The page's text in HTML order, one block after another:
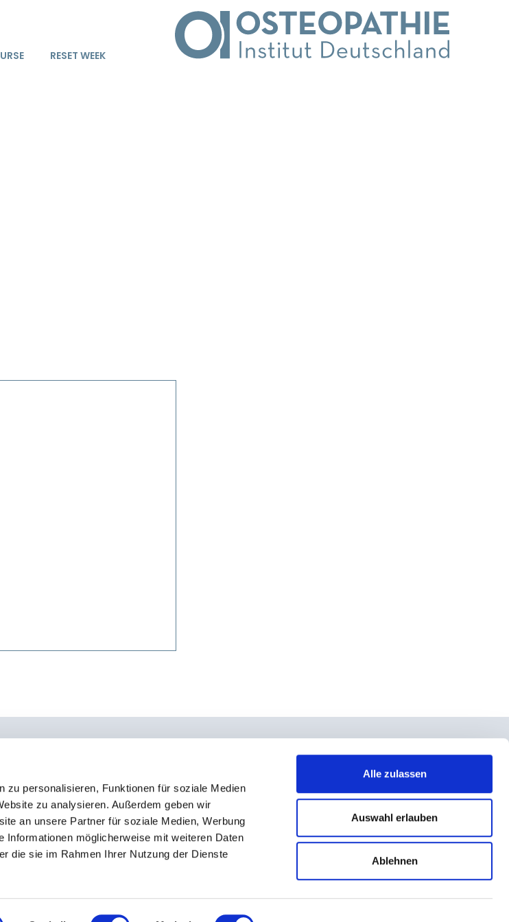
zu personalisieren, Funktionen für soziale Medien
zu analysieren. Außerdem geben wir
an unsere Partner für soziale Medien, Werbung
Informationen möglicherweise mit weiteren Daten
die sie im Rahmen Ihrer Nutzung der Dienste
Alle zulassen
Auswahl erlauben
Ablehnen
RESET WEEK
0
institut-deutschland.de
Kontakt
Storno- und Teilnahmebedingungen
Impressum
Datenschutz